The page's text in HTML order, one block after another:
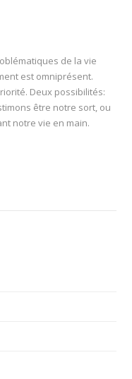
de la vie
est omniprésent.
Deux possibilités:
être notre sort, ou
notre vie en main.